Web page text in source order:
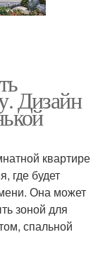
Дизайн
квартире
где будет
Она может
зоной для
спальной